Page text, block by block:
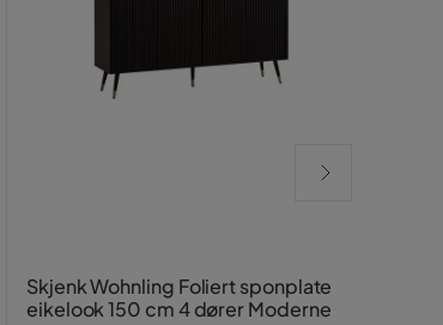
Skjenk Wohnling Foliert sponplate
eikelook 150 cm 4 dører Moderne